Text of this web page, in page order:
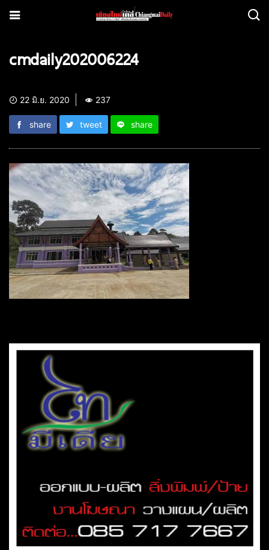
cmdaily202006224
22 มิ.ย. 2020 237
share tweet share